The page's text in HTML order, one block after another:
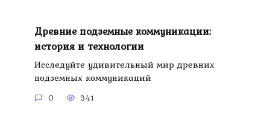
Древние подземные коммуникации:
история и технологии
Исследуйте удивительный мир древних
подземных коммуникаций
0 341